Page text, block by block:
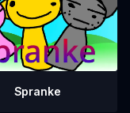
Spranke